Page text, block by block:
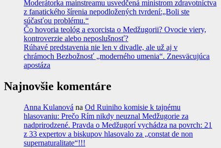
Moderátorka mainstreamu usvedčená ministrom zdravotníctva
z fanatického šírenia nepodložených tvrdení:„Boli ste
súčasťou problému.“
Čo hovoria teológ a exorcista o Medžugorii? Ovocie viery,
kontroverzie alebo neposlušnosť?
Rúhavé predstavenia nie len v divadle, ale už aj v
chrámoch Bezbožnosť „moderného umenia“. Znesväcujúca
apostáza
Najnovšie komentáre
Anna Kulanová na Od Ruiniho komisie k tajnému
hlasovaniu: Prečo Rím nikdy neuznal Medžugorie za
nadprirodzené. Pravda o Medžugorí vychádza na povrch: 21
z 33 expertov a biskupov hlasovalo za „constat de non
supernaturalitate“!!!